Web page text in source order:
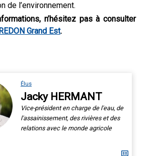
de l’environnement.
n’hésitez pas à consulter
Grand Est.
Élus
Jacky HERMANT
Vice-président en charge de l'eau, de
l'assainissement, des rivières et des
relations avec le monde agricole